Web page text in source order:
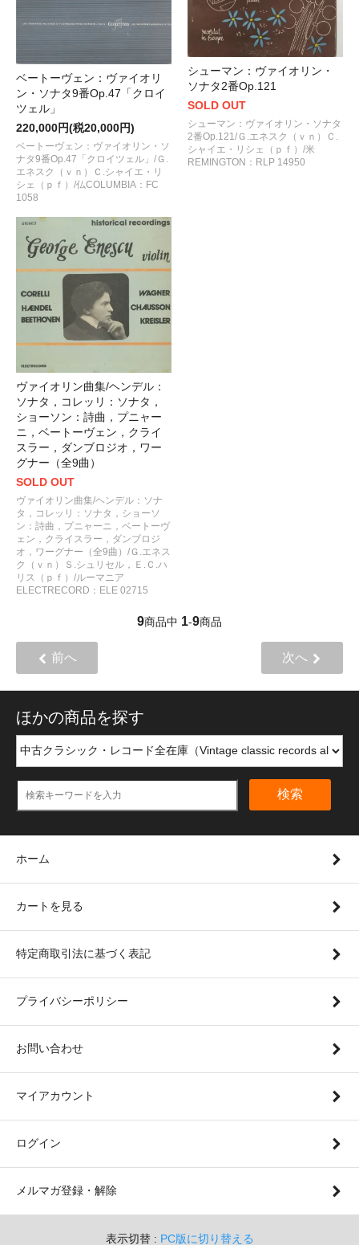
ベートーヴェン：ヴァイオリ
ン・ソナタ9番Op.47「クロイ
ツェル」
220,000円(税20,000円)
ベートーヴェン：ヴァイオリン・ソ
ナタ9番Op.47「クロイツェル」/Ｇ.
エネスク（ｖｎ）Ｃ.シャイエ・リ
シェ（ｐｆ）/仏COLUMBIA：FC
1058
シューマン：ヴァイオリン・
ソナタ2番Op.121
SOLD OUT
シューマン：ヴァイオリン・ソナタ
2番Op.121/Ｇ.エネスク（ｖｎ）Ｃ.
シャイエ・リシェ（ｐｆ）/米
REMINGTON：RLP 14950
ヴァイオリン曲集/ヘンデル：
ソナタ，コレッリ：ソナタ，
ショーソン：詩曲，プニャー
ニ，ベートーヴェン，クライ
スラー，ダンブロジオ，ワー
グナー（全9曲）
SOLD OUT
ヴァイオリン曲集/ヘンデル：ソナ
タ，コレッリ：ソナタ，ショーソ
ン：詩曲，プニャーニ，ベートーヴ
ェン，クライスラー，ダンブロジ
オ，ワーグナー（全9曲）/Ｇ.エネス
ク（ｖｎ）Ｓ.シュリセル，Ｅ.Ｃ.ハ
リス（ｐｆ）/ルーマニア
ELECTRECORD：ELE 02715
9商品中 1-9商品
前へ 次へ
ほかの商品を探す
検索
ホーム
カートを見る
特定商取引法に基づく表記
プライバシーポリシー
お問い合わせ
マイアカウント
ログイン
メルマガ登録・解除
表示切替 : PC版に切り替える